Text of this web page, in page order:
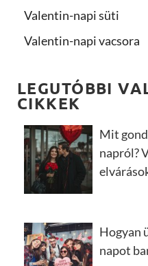
Valentin-napi süti
Valentin-napi vacsora
LEGUTÓBBI
CIKKEK
Mit
napról?
Hogyan
napot